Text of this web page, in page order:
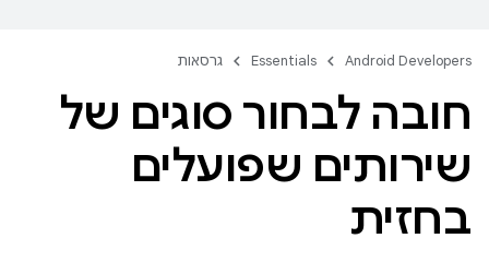
Android Developers
Essentials גרסאות
חובה לבחור סוגים של
שירותים שפועלים
בחזית